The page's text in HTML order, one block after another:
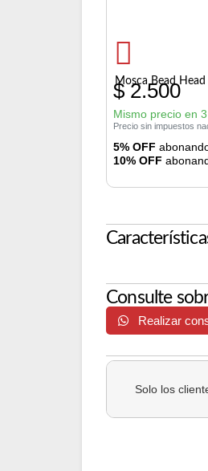
Mosca Bead
$2.500
Mismo precio en
Precio sin impuestos
5% OFF
10% OFF
Consulte
Realizar
Solo los